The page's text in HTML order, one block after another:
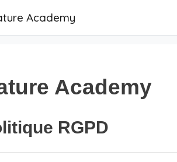
Academy
Academy
RGPD